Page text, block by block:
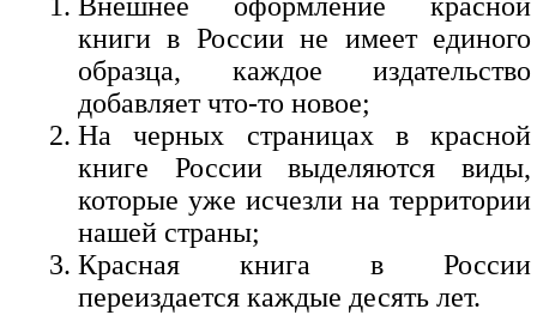
книги в России не имеет единого
образца, каждое издательство
добавляет что-то новое;
На черных страницах в красной
книге России выделяются виды,
которые уже исчезли на территории
нашей страны;
Красная книга в России
переиздается каждые десять лет.